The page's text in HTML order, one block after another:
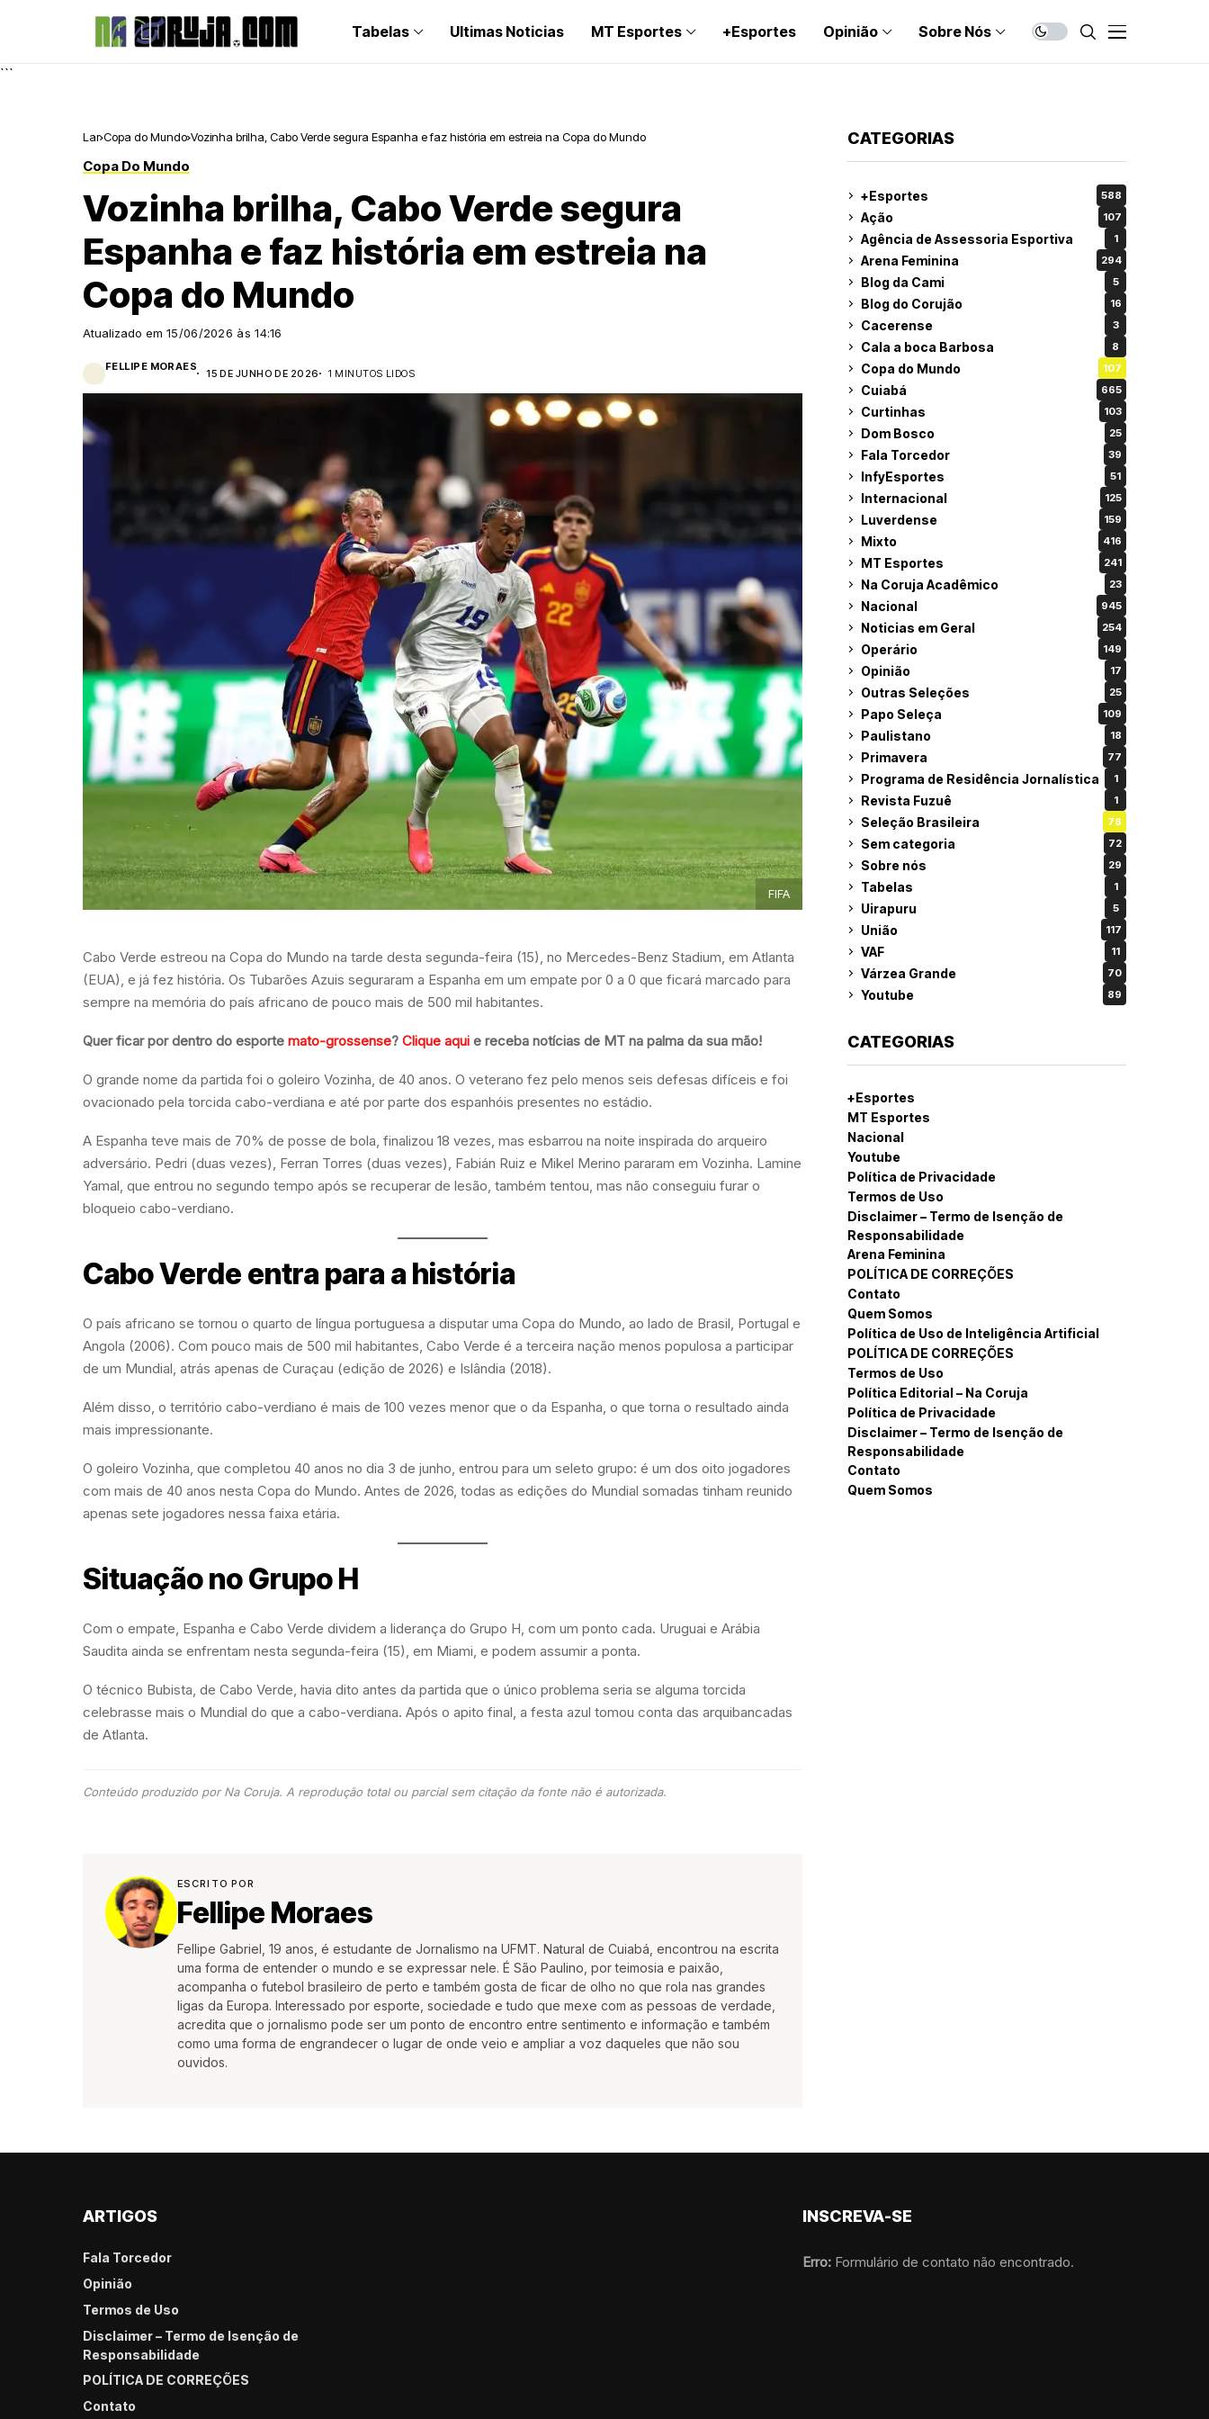
Tabelas Ultimas Noticias MT Esportes +Esportes Opinião Sobre Nós
```
Lar Copa do Mundo Vozinha brilha, Cabo Verde segura Espanha e faz história em estreia na Copa do Mundo
Copa Do Mundo
Vozinha brilha, Cabo Verde segura
Espanha e faz história em estreia na
Copa do Mundo
Atualizado em 15/06/2026 às 14:16
FELLIPE MORAES
15 DE JUNHO DE 2026 1 MINUTOS LIDOS
FIFA
Cabo Verde estreou na Copa do Mundo na tarde desta segunda-feira (15), no Mercedes-Benz Stadium, em Atlanta
(EUA), e já fez história. Os Tubarões Azuis seguraram a Espanha em um empate por 0 a 0 que ficará marcado para
sempre na memória do país africano de pouco mais de 500 mil habitantes.
Quer ficar por dentro do esporte mato-grossense? Clique aqui e receba notícias de MT na palma da sua mão!
O grande nome da partida foi o goleiro Vozinha, de 40 anos. O veterano fez pelo menos seis defesas difíceis e foi
ovacionado pela torcida cabo-verdiana e até por parte dos espanhóis presentes no estádio.
A Espanha teve mais de 70% de posse de bola, finalizou 18 vezes, mas esbarrou na noite inspirada do arqueiro
adversário. Pedri (duas vezes), Ferran Torres (duas vezes), Fabián Ruiz e Mikel Merino pararam em Vozinha. Lamine
Yamal, que entrou no segundo tempo após se recuperar de lesão, também tentou, mas não conseguiu furar o
bloqueio cabo-verdiano.
Cabo Verde entra para a história
O país africano se tornou o quarto de língua portuguesa a disputar uma Copa do Mundo, ao lado de Brasil, Portugal e
Angola (2006). Com pouco mais de 500 mil habitantes, Cabo Verde é a terceira nação menos populosa a participar
de um Mundial, atrás apenas de Curaçau (edição de 2026) e Islândia (2018).
Além disso, o território cabo-verdiano é mais de 100 vezes menor que o da Espanha, o que torna o resultado ainda
mais impressionante.
O goleiro Vozinha, que completou 40 anos no dia 3 de junho, entrou para um seleto grupo: é um dos oito jogadores
com mais de 40 anos nesta Copa do Mundo. Antes de 2026, todas as edições do Mundial somadas tinham reunido
apenas sete jogadores nessa faixa etária.
Situação no Grupo H
Com o empate, Espanha e Cabo Verde dividem a liderança do Grupo H, com um ponto cada. Uruguai e Arábia
Saudita ainda se enfrentam nesta segunda-feira (15), em Miami, e podem assumir a ponta.
O técnico Bubista, de Cabo Verde, havia dito antes da partida que o único problema seria se alguma torcida
celebrasse mais o Mundial do que a cabo-verdiana. Após o apito final, a festa azul tomou conta das arquibancadas
de Atlanta.
Conteúdo produzido por Na Coruja. A reprodução total ou parcial sem citação da fonte não é autorizada.
ESCRITO POR
Fellipe Moraes
Fellipe Gabriel, 19 anos, é estudante de Jornalismo na UFMT. Natural de Cuiabá, encontrou na escrita
uma forma de entender o mundo e se expressar nele. É São Paulino, por teimosia e paixão,
acompanha o futebol brasileiro de perto e também gosta de ficar de olho no que rola nas grandes
ligas da Europa. Interessado por esporte, sociedade e tudo que mexe com as pessoas de verdade,
acredita que o jornalismo pode ser um ponto de encontro entre sentimento e informação e também
como uma forma de engrandecer o lugar de onde veio e ampliar a voz daqueles que não sou
ouvidos.
CATEGORIAS
+Esportes 588
Ação 107
Agência de Assessoria Esportiva 1
Arena Feminina 294
Blog da Cami 5
Blog do Corujão 16
Cacerense 3
Cala a boca Barbosa 8
Copa do Mundo 107
Cuiabá 665
Curtinhas 103
Dom Bosco 25
Fala Torcedor 39
InfyEsportes 51
Internacional 125
Luverdense 159
Mixto 416
MT Esportes 241
Na Coruja Acadêmico 23
Nacional 945
Noticias em Geral 254
Operário 149
Opinião 17
Outras Seleções 25
Papo Seleça 109
Paulistano 18
Primavera 77
Programa de Residência Jornalística 1
Revista Fuzuê 1
Seleção Brasileira 78
Sem categoria 72
Sobre nós 29
Tabelas 1
Uirapuru 5
União 117
VAF 11
Várzea Grande 70
Youtube 89
CATEGORIAS
+Esportes
MT Esportes
Nacional
Youtube
Política de Privacidade
Termos de Uso
Disclaimer – Termo de Isenção de
Responsabilidade
Arena Feminina
POLÍTICA DE CORREÇÕES
Contato
Quem Somos
Política de Uso de Inteligência Artificial
POLÍTICA DE CORREÇÕES
Termos de Uso
Política Editorial – Na Coruja
Política de Privacidade
Disclaimer – Termo de Isenção de
Responsabilidade
Contato
Quem Somos
ARTIGOS
Fala Torcedor
Opinião
Termos de Uso
Disclaimer – Termo de Isenção de
Responsabilidade
POLÍTICA DE CORREÇÕES
Contato
INSCREVA-SE
Erro: Formulário de contato não encontrado.